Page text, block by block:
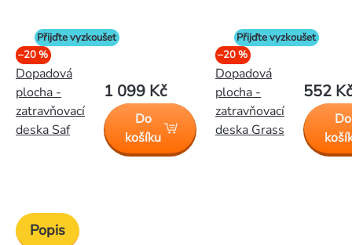
Přijďte vyzkoušet
–20 %
Dopadová
plocha -
zatravňovací
deska Saf
1 099 Kč
Do
košíku
Přijďte vyzkoušet
–20 %
Dopadová
plocha -
zatravňovací
deska Grass
552 Kč
Do
Popis